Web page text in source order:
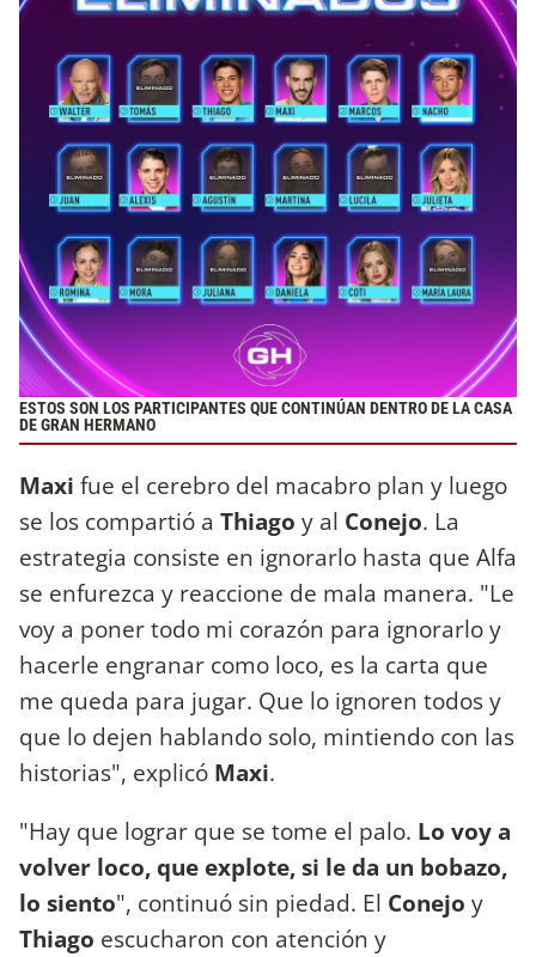
ESTOS SON LOS PARTICIPANTES QUE CONTINÚAN DENTRO DE LA CASA
DE GRAN HERMANO
Maxi fue el cerebro del macabro plan y luego
se los compartió a Thiago y al Conejo. La
estrategia consiste en ignorarlo hasta que Alfa
se enfurezca y reaccione de mala manera. "Le
voy a poner todo mi corazón para ignorarlo y
hacerle engranar como loco, es la carta que
me queda para jugar. Que lo ignoren todos y
que lo dejen hablando solo, mintiendo con las
historias", explicó Maxi.
"Hay que lograr que se tome el palo. Lo voy a
volver loco, que explote, si le da un bobazo,
lo siento", continuó sin piedad. El Conejo y
Thiago escucharon con atención y